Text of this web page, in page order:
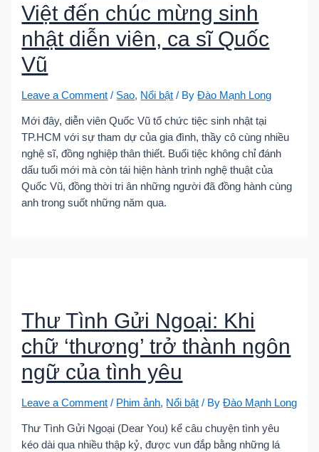
Việt đến chúc mừng sinh
nhật diễn viên, ca sĩ Quốc
Vũ
Leave a Comment / Sao, Nổi bật / ByĐào Mạnh Long
Mới đây, diễn viên Quốc Vũ tổ chức tiệc sinh nhật tại
TP.HCM với sự tham dự của gia đình, thầy cô cùng nhiều
nghệ sĩ, đồng nghiệp thân thiết. Buổi tiệc không chỉ đánh
dấu tuổi mới mà còn tái hiện hành trình nghệ thuật của
Quốc Vũ, đồng thời tri ân những người đã đồng hành cùng
anh trong suốt những năm qua.
Thư Tình Gửi Ngoại: Khi
chữ ‘thương’ trở thành ngôn
ngữ của tình yêu
Leave a Comment / Phim ảnh, Nổi bật / ByĐào Mạnh Long
Thư Tình Gửi Ngoại (Dear You) kể câu chuyện tình yêu
kéo dài qua nhiều thập kỷ, được vun đắp bằng những lá